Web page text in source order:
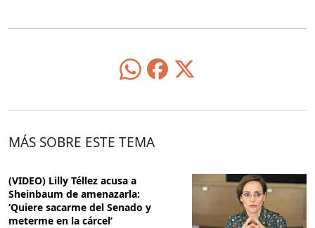
MÁS SOBRE ESTE TEMA
(VIDEO) Lilly Téllez acusa a
Sheinbaum de amenazarla:
‘Quiere sacarme del Senado y
meterme en la cárcel’